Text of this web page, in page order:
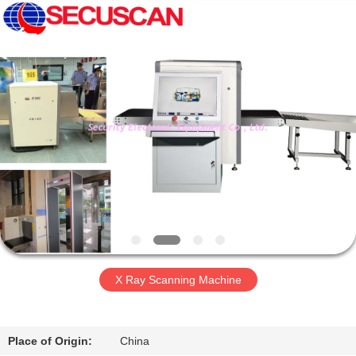
บ้าน
สินค้า
เกี่ยว
กับ
ทัวร์
2026
SHENZHEN
SECURITY
ELECTRONIC
LIMITED.
All
Rights
Reserved.
X Ray Scanning Machine
Place of Origin: China